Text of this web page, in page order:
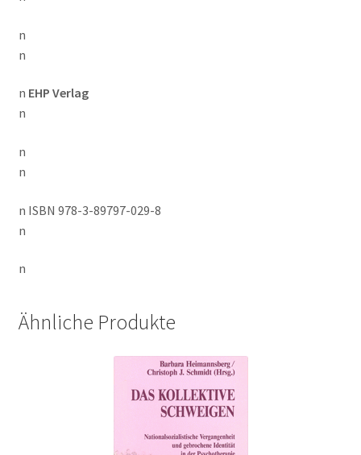
n
n
n EHP Verlag
n
n
n
n ISBN 978-3-89797-029-8
n
n
Ähnliche Produkte